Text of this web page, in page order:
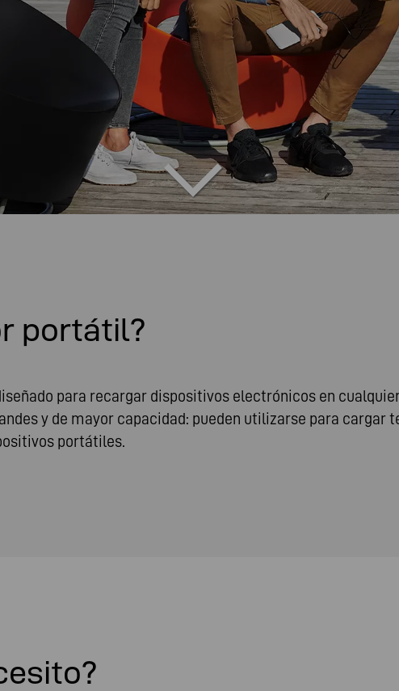
portátil?
para recargar dispositivos electrónicos en
y de mayor capacidad: pueden utilizarse para cargar
portátiles.